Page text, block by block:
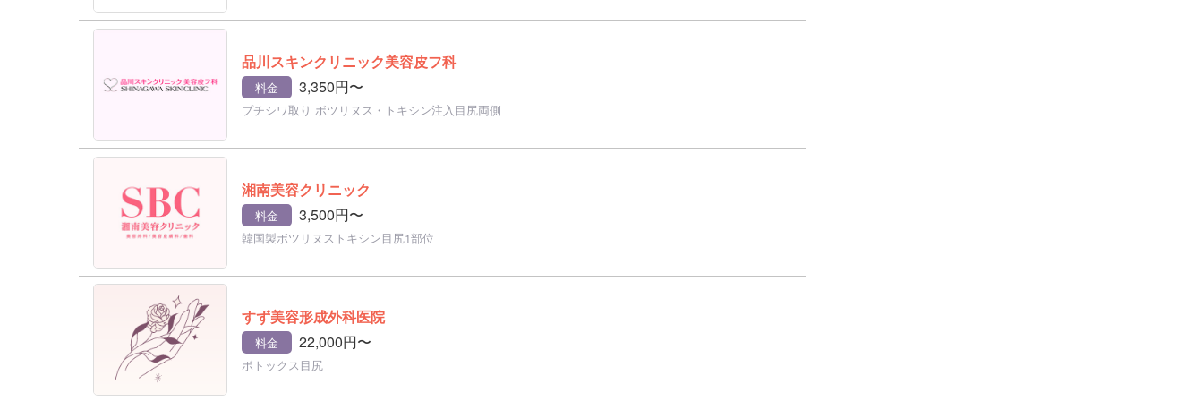
品川スキンクリニック美容皮フ科
料金 3,350円〜
プチシワ取り ボツリヌス・トキシン注入目尻両側
湘南美容クリニック
料金 3,500円〜
韓国製ボツリヌストキシン目尻1部位
すず美容形成外科医院
料金 22,000円〜
ボトックス目尻